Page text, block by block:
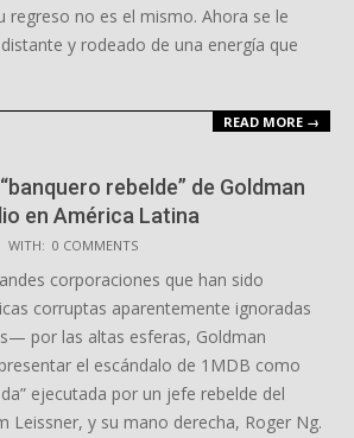
regreso no es el mismo. Ahora se le
y rodeado de una energía que
READ MORE →
rebelde” de Goldman
en América Latina
WITH: 0 COMMENTS
corporaciones que han sido
corruptas aparentemente ignoradas
por las altas esferas, Goldman
el escándalo de 1MDB como
ejecutada por un jefe rebelde del
Leissner, y su mano derecha, Roger Ng.